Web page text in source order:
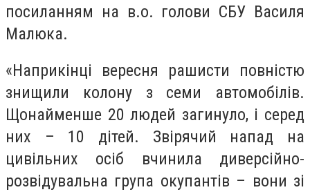
посиланням на в.о. голови СБУ Василя
Малюка.
«Наприкінці вересня рашисти повністю
знищили колону з семи автомобілів.
Щонайменше 20 людей загинуло, і серед
них – 10 дітей. Звірячий напад на
цивільних осіб вчинила диверсійно-
розвідувальна група окупантів – вони зі